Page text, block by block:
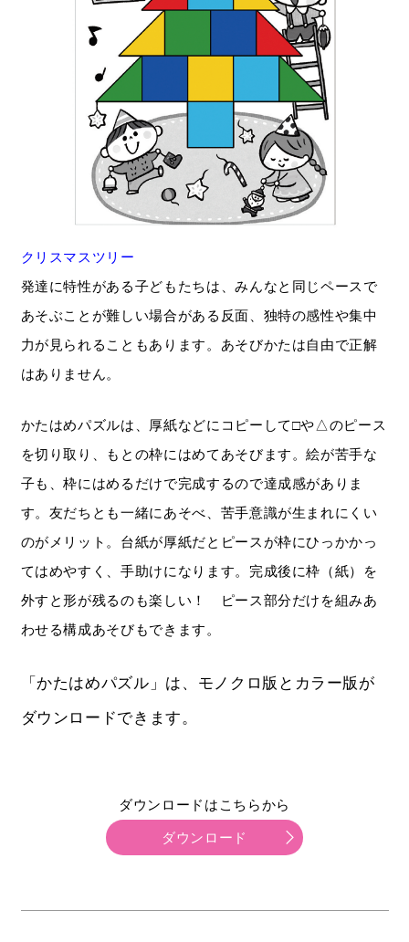
クリスマスツリー
発達に特性がある子どもたちは、みんなと同じペースで
あそぶことが難しい場合がある反面、独特の感性や集中
力が見られることもあります。あそびかたは自由で正解
はありません。
かたはめパズルは、厚紙などにコピーして□や△のピース
を切り取り、もとの枠にはめてあそびます。絵が苦手な
子も、枠にはめるだけで完成するので達成感がありま
す。友だちとも一緒にあそべ、苦手意識が生まれにくい
のがメリット。台紙が厚紙だとピースが枠にひっかかっ
てはめやすく、手助けになります。完成後に枠（紙）を
外すと形が残るのも楽しい！ ピース部分だけを組みあ
わせる構成あそびもできます。
「かたはめパズル」は、モノクロ版とカラー版が
ダウンロードできます。
ダウンロードはこちらから
ダウンロード